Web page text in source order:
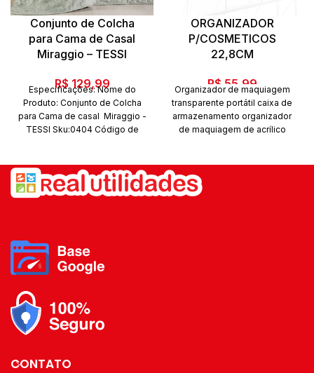
Conjunto de Colcha
para Cama de Casal
Miraggio – TESSI
R$ 129,99
Especificações: Nome do
Produto: Conjunto de Colcha
para Cama de casal Miraggio -
TESSI Sku:0404 Código de
Conteúdo da embalagem: 1
colcha 2,20x2,40m e 2 porta
travesseiros 50x70cm
ORGANIZADOR
P/COSMETICOS
22,8CM
R$ 55,99
Organizador de maquiagem
transparente portátil caixa de
armazenamento organizador
de maquiagem de acrílico
maquiagem gavetas
CONTATO